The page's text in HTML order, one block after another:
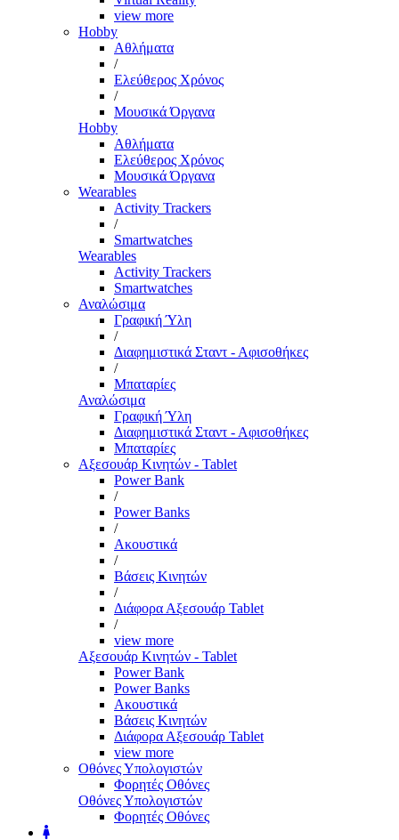
view more
Hobby
Αθλήματα
/
Ελεύθερος Χρόνος
/
Μουσικά Όργανα
Hobby
Αθλήματα
Ελεύθερος Χρόνος
Μουσικά Όργανα
Wearables
Activity Trackers
/
Smartwatches
Wearables
Activity Trackers
Smartwatches
Αναλώσιμα
Γραφική Ύλη
/
Διαφημιστικά Σταντ - Αφισοθήκες
/
Μπαταρίες
Αναλώσιμα
Γραφική Ύλη
Διαφημιστικά Σταντ - Αφισοθήκες
Μπαταρίες
Αξεσουάρ Κινητών - Tablet
Power Bank
/
Power Banks
/
Ακουστικά
/
Βάσεις Κινητών
/
Διάφορα Αξεσουάρ Tablet
/
view more
Αξεσουάρ Κινητών - Tablet
Power Bank
Power Banks
Ακουστικά
Βάσεις Κινητών
Διάφορα Αξεσουάρ Tablet
view more
Οθόνες Υπολογιστών
Φορητές Οθόνες
Οθόνες Υπολογιστών
Φορητές Οθόνες